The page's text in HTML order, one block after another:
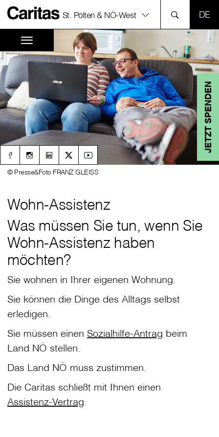
St. Pölten & NÖ-West
JETZT SPENDEN
Wohn-Assistenz
© Presse&Foto FRANZ GLEISS
Was müssen Sie tun, wenn Sie
Wohn-Assistenz haben
möchten?
Sie wohnen in Ihrer eigenen Wohnung.
Sie können die Dinge des Alltags selbst
erledigen.
Sie müssen einen Sozialhilfe-Antrag beim
Land NÖ stellen.
Das Land NÖ muss zustimmen.
Die Caritas schließt mit Ihnen einen
Assistenz-Vertrag.